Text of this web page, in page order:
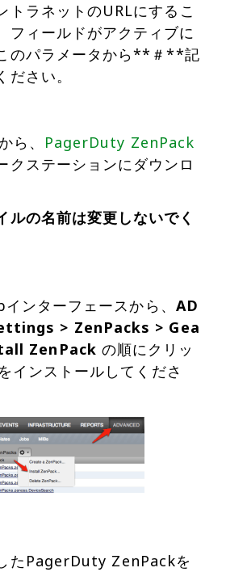
トラネットのURLにするこ
フィールドがアクティブに
のパラメータから**＃**記
さい。
ら、 PagerDuty ZenPack
クステーションにダウンロ
ルの名前は変更しないでく
ンターフェースから、 AD
> ZenPacks > Gea
ZenPack の順にクリッ
インストールしてくださ
たPagerDuty ZenPackを